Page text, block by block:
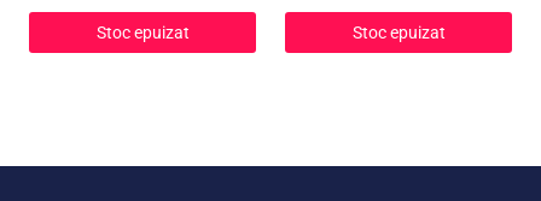
inițial
a
curent
este:
Stoc epuizat
inițial
a
curent
este:
Stoc epuizat